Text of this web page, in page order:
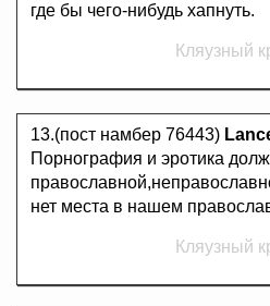
где бы чего-нибудь хапнуть.
Кляузный
13.(пост намбер 76443)
Порнография и эротика
нет места в нашем
Кляузный